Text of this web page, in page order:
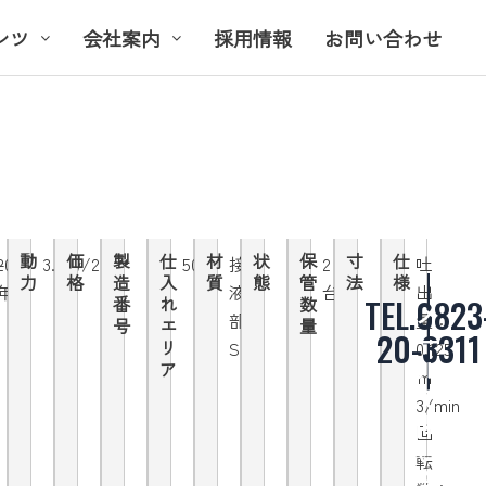
ツ 会社案内 採用情報 お問い合わせ
動
力
3.7kw/200V
価
格
製
造
番
号
仕
入
れ
エ
リ
ア
50Hz
材
質
接
液
部
SUS
状
態
保
管
数
量
2
台
寸
法
仕
様
吐
出
量：
0.125
ｍ
3/min
回
転
20-3311
メ
ー
ル
で
問
い